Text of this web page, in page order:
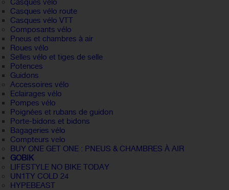
Casques vélo
Casques vélo route
Casques vélo VTT
Composants vélo
Pneus et chambres à air
Roues vélo
Selles vélo et tiges de selle
Potences
Guidons
Accessoires vélo
Eclairages vélo
Pompes vélo
Poignées et rubans de guidon
Porte-bidons et bidons
Bagageries vélo
Compteurs velo
BUY ONE GET ONE : PNEUS & CHAMBRES À AIR
GOBIK
LIFESTYLE NO BIKE TODAY
UN1TY COLD 24
HYPEBEAST